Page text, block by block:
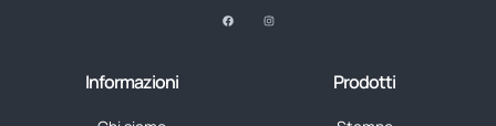
Informazioni Prodotti